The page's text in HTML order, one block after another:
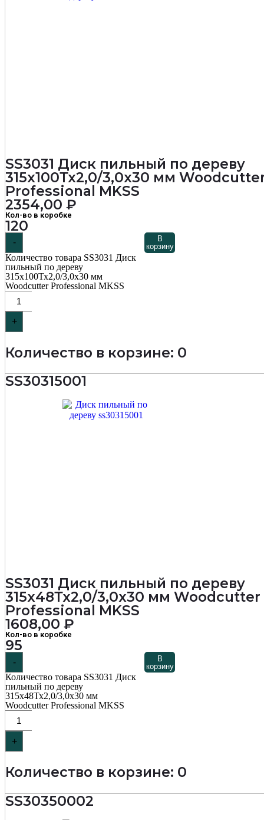
SS3031 Диск пильный по дереву
315х100Тх2,0/3,0х30 мм
Professional MKSS
2354,00 ₽
Кол-во в коробке
120
-
Количество товара SS3031 Диск
пильный по дереву
315х100Тх2,0/3,0х30 мм
Woodcutter Professional MKSS
+
В
корзину
Количество в корзине: 0
SS30315001
SS3031 Диск пильный по дереву
315х48Тх2,0/3,0х30 мм Woodcutter
Professional MKSS
1608,00 ₽
Кол-во в коробке
95
-
Количество товара SS3031 Диск
пильный по дереву
315х48Тх2,0/3,0х30 мм
Woodcutter Professional MKSS
+
В
корзину
Количество в корзине: 0
SS30350002